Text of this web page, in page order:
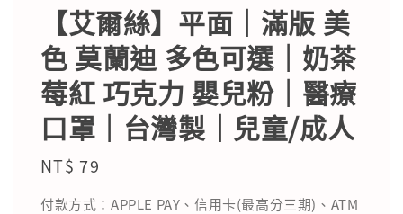
【艾爾絲】平面｜滿版 美
色 莫蘭迪 多色可選｜奶茶
莓紅 巧克力 嬰兒粉｜醫療
口罩｜台灣製｜兒童/成人
Regular
NT$ 79
付款方式：APPLE PAY、信用卡(最高分三期)、ATM